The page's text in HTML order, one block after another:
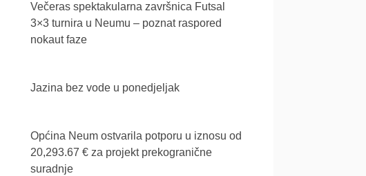
Večeras spektakularna završnica Futsal
3×3 turnira u Neumu – poznat raspored
nokaut faze
Jazina bez vode u ponedjeljak
Općina Neum ostvarila potporu u iznosu od
20,293.67 € za projekt prekogranične
suradnje